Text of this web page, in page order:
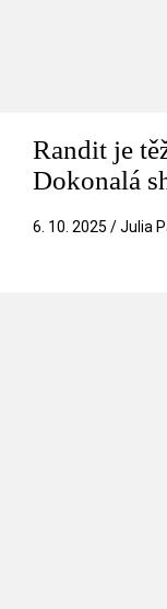
Randit je
Dokonalá
6. 10. 2025 / Julia